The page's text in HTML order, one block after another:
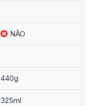
NÃO
440g
325ml